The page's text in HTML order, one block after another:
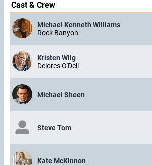
Cast & Crew
Michael Kenneth Williams
Rock Banyon
Kristen Wiig
Delores O'Dell
Michael Sheen
Steve Tom
Kate McKinnon